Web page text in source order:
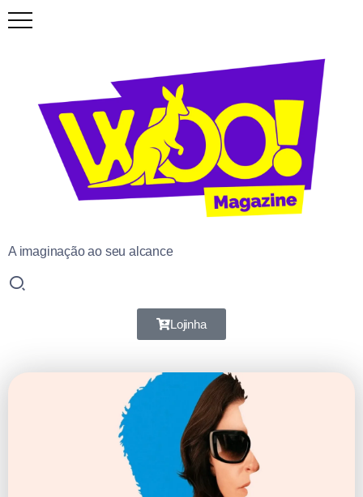
A imaginação ao seu alcance
Lojinha